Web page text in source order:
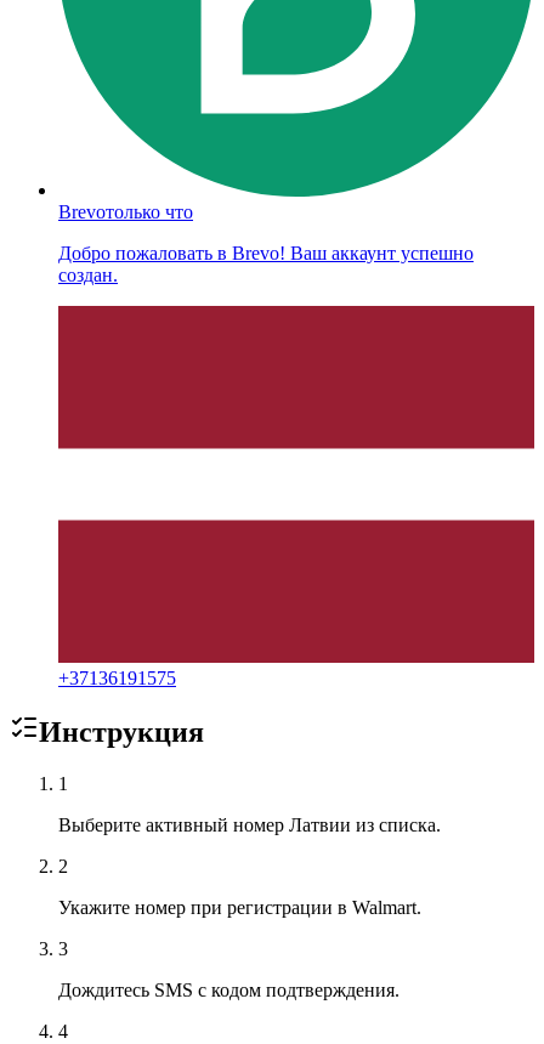
Brevoтолько что
Добро пожаловать в Brevo! Ваш аккаунт успешно
создан.
+37136191575
Инструкция
1
Выберите активный номер Латвии из списка.
2
Укажите номер при регистрации в Walmart.
3
Дождитесь SMS с кодом подтверждения.
4